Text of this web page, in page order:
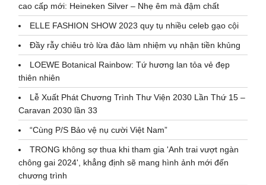
cao cấp mới: Heineken Silver – Nhẹ êm mà đậm chất
ELLE FASHION SHOW 2023 quy tụ nhiều celeb gạo cội
Đầy rẫy chiêu trò lừa đảo làm nhiệm vụ nhận tiền khủng
LOEWE Botanical Rainbow: Tứ hương lan tỏa vẻ đẹp
thiên nhiên
Lễ Xuất Phát Chương Trình Thư Viện 2030 Lần Thứ 15 –
Caravan 2030 lần 33
“Cùng P/S Bảo vệ nụ cười Việt Nam”
TRONG không sợ thua khi tham gia 'Anh trai vượt ngàn
chông gai 2024', khẳng định sẽ mang hình ảnh mới đến
chương trình